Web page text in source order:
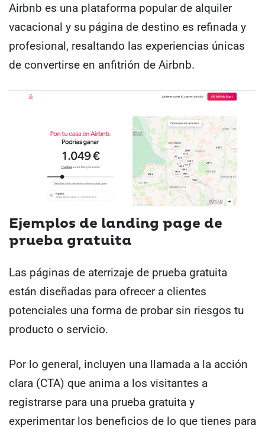
Airbnb es una plataforma popular de alquiler
vacacional y su página de destino es refinada y
profesional, resaltando las experiencias únicas
de convertirse en anfitrión de Airbnb.
Ejemplos de landing page de
prueba gratuita
Las páginas de aterrizaje de prueba gratuita
están diseñadas para ofrecer a clientes
potenciales una forma de probar sin riesgos tu
producto o servicio.
Por lo general, incluyen una llamada a la acción
clara (CTA) que anima a los visitantes a
registrarse para una prueba gratuita y
experimentar los beneficios de lo que tienes para